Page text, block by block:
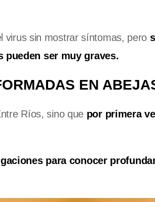
virus sin mostrar síntomas, pero
pueden ser muy graves.
EN
Ríos, sino que por primera
para conocer